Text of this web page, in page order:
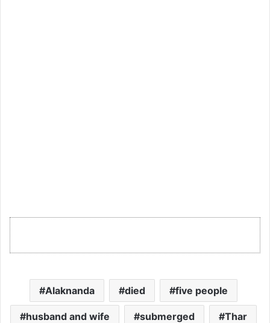
Alaknanda died five people
husband and wife submerged Thar